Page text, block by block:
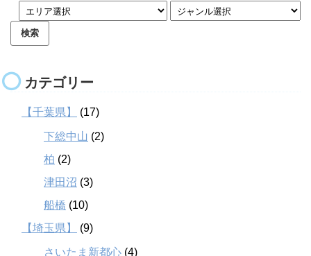
カテゴリー
【千葉県】 (17)
下総中山 (2)
柏 (2)
津田沼 (3)
船橋 (10)
【埼玉県】
(9)
さいたま新都心 (4)